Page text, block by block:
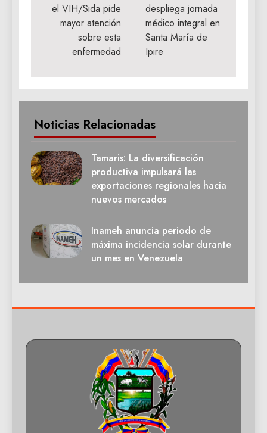
entradas
el VIH/Sida pide
mayor atención
sobre esta
enfermedad
despliega jornada
médico integral en
Santa María de
Ipire
Noticias Relacionadas
Tamaris: La diversificación
productiva impulsará las
exportaciones regionales hacia
nuevos mercados
Inameh anuncia periodo de
máxima incidencia solar durante
un mes en Venezuela